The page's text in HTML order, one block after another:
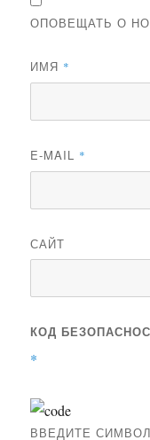
ОПОВЕЩАТЬ О
ИМЯ *
E-MAIL *
САЙТ
КОД
*
ВВЕДИТЕ